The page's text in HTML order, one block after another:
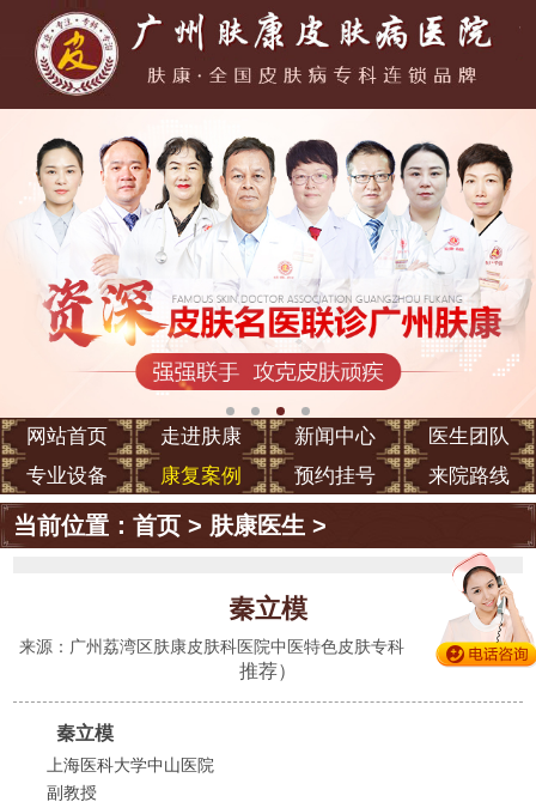
网站首页 走进肤康 新闻中心
医生团队
专业设备
康复案例 预约挂号 来院路线
当前位置：首页 > 肤康医生 >
秦立模
来源：广州荔湾区肤康皮肤科医院中医特色皮肤专科
(428人
推荐）
秦立模
上海医科大学中山医院
副教授